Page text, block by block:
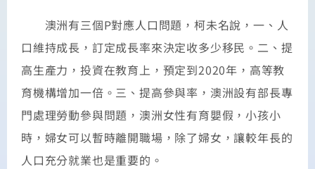
澳洲有三個P對應人口問題，柯未名說，一、人
口維持成長，訂定成長率來決定收多少移民。二、提
高生產力，投資在教育上，預定到2020年，高等教
育機構增加一倍。三、提高參與率，澳洲設有部長專
門處理勞動參與問題，澳洲女性有育嬰假，小孩小
時，婦女可以暫時離開職場，除了婦女，讓較年長的
人口充分就業也是重要的。